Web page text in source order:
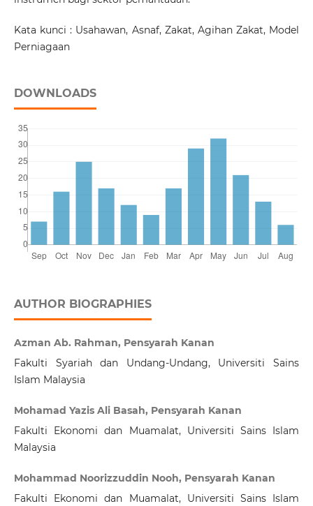
Kata kunci : Usahawan, Asnaf, Zakat, Agihan Zakat, Model
Perniagaan
DOWNLOADS
AUTHOR BIOGRAPHIES
Azman Ab. Rahman, Pensyarah Kanan
Fakulti Syariah dan Undang-Undang, Universiti Sains
Islam Malaysia
Mohamad Yazis Ali Basah, Pensyarah Kanan
Fakulti Ekonomi dan Muamalat, Universiti Sains Islam
Malaysia
Mohammad Noorizzuddin Nooh, Pensyarah Kanan
Fakulti Ekonomi dan Muamalat, Universiti Sains Islam